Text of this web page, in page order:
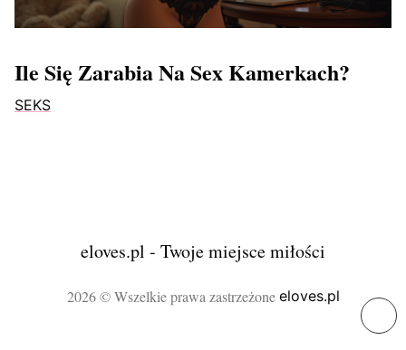
Ile Się Zarabia Na Sex Kamerkach?
SEKS
eloves.pl - Twoje miejsce miłości
2026 © Wszelkie prawa zastrzeżone eloves.pl